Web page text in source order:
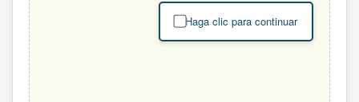
Haga clic para continuar